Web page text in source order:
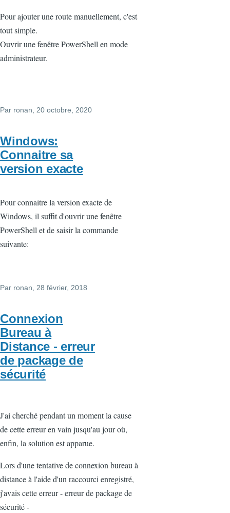
Pour ajouter une route manuellement, c'est
tout simple.
Ouvrir une fenêtre PowerShell en mode
administrateur.
Par ronan , 20 octobre, 2020
Windows:
Connaitre sa
version exacte
Pour connaitre la version exacte de
Windows, il suffit d'ouvrir une fenêtre
PowerShell et de saisir la commande
suivante:
Par ronan , 28 février, 2018
Connexion
Bureau à
Distance - erreur
de package de
sécurité
J'ai cherché pendant un moment la cause
de cette erreur en vain jusqu'au jour où,
enfin, la solution est apparue.
Lors d'une tentative de connexion bureau à
distance à l'aide d'un raccourci enregistré,
j'avais cette erreur - erreur de package de
sécurité -